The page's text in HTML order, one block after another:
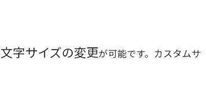
文字サイズの変更が可能です。カスタムサ